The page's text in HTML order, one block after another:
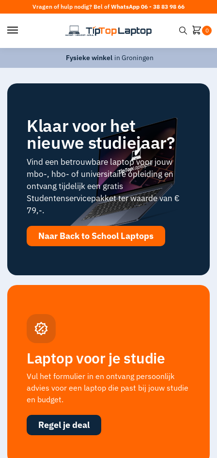
Vragen of hulp nodig? Bel of WhatsApp 06 - 38 83 98 66
0
Fysieke winkel in Groningen
Klaar voor het
nieuwe studiejaar?
Vind een betrouwbare laptop voor jouw
mbo-, hbo- of universitaire opleiding en
ontvang tijdelijk een gratis
Studentenservicepakket ter waarde van €
79,-.
Naar Back to School Laptops
Laptop voor je studie
Vul het formulier in en ontvang persoonlijk
advies voor een laptop die past bij jouw studie
en budget.
Regel je deal